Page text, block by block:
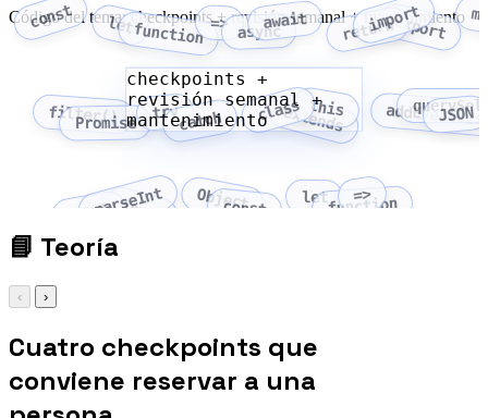
Código del tema: checkpoints + revisión semanal + mantenimiento
const letfunction => asyncawait return
importexport
filter()
Promise
trycatch classextends
this JSON
fetch
parseInt
Array Object
const letfunction
=>
checkpoints +
revisión semanal +
mantenimiento
📘 Teoría
‹ ›
Cuatro checkpoints que
conviene reservar a una